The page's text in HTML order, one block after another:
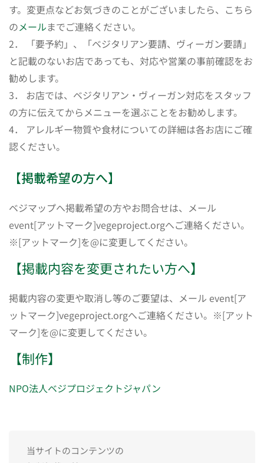
す。変更点などお気づきのことがございましたら、こちら
のメールまでご連絡ください。
2． 「要予約」、「ベジタリアン要請、ヴィーガン要請」
と記載のないお店であっても、対応や営業の事前確認をお
勧めします。
3． お店では、ベジタリアン・ヴィーガン対応をスタッフ
の方に伝えてからメニューを選ぶことをお勧めします。
4． アレルギー物質や食材についての詳細は各お店にご確
認ください。
【掲載希望の方へ】
ベジマップへ掲載希望の方やお問合せは、メール
event[アットマーク]vegeproject.orgへご連絡ください。
※[アットマーク]を@に変更してください。
【掲載内容を変更されたい方へ】
掲載内容の変更や取消し等のご要望は、メール event[ア
ットマーク]vegeproject.orgへご連絡ください。※[アット
マーク]を@に変更してください。
【制作】
NPO法人ベジプロジェクトジャパン
当サイトのコンテンツの